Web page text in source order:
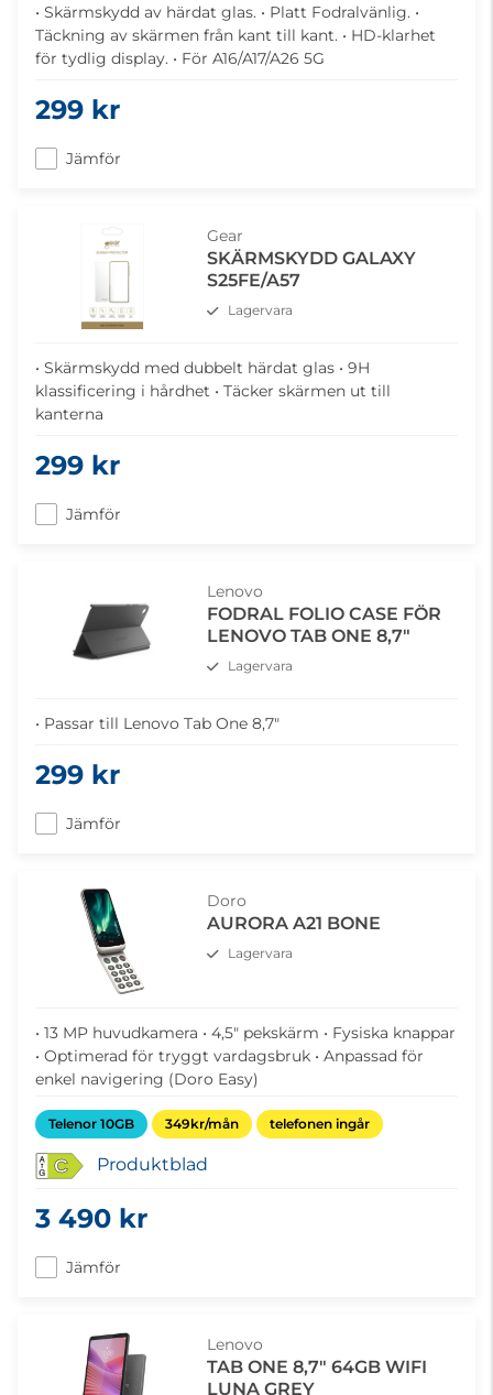
• Skärmskydd av härdat glas. • Platt Fodralvänlig. •
Täckning av skärmen från kant till kant. • HD-klarhet
för tydlig display. • För A16/A17/A26 5G
299 kr
Jämför
Gear
SKÄRMSKYDD GALAXY
S25FE/A57
Lagervara
• Skärmskydd med dubbelt härdat glas • 9H
klassificering i hårdhet • Täcker skärmen ut till
kanterna
299 kr
Jämför
Lenovo
FODRAL FOLIO CASE FÖR
LENOVO TAB ONE 8,7"
Lagervara
• Passar till Lenovo Tab One 8,7"
299 kr
Jämför
Doro
AURORA A21 BONE
Lagervara
• 13 MP huvudkamera • 4,5" pekskärm • Fysiska knappar
• Optimerad för tryggt vardagsbruk • Anpassad för
enkel navigering (Doro Easy)
Telenor 10GB 349kr/mån telefonen ingår
C Produktblad
3 490 kr
Jämför
Lenovo
TAB ONE 8,7" 64GB WIFI
LUNA GREY